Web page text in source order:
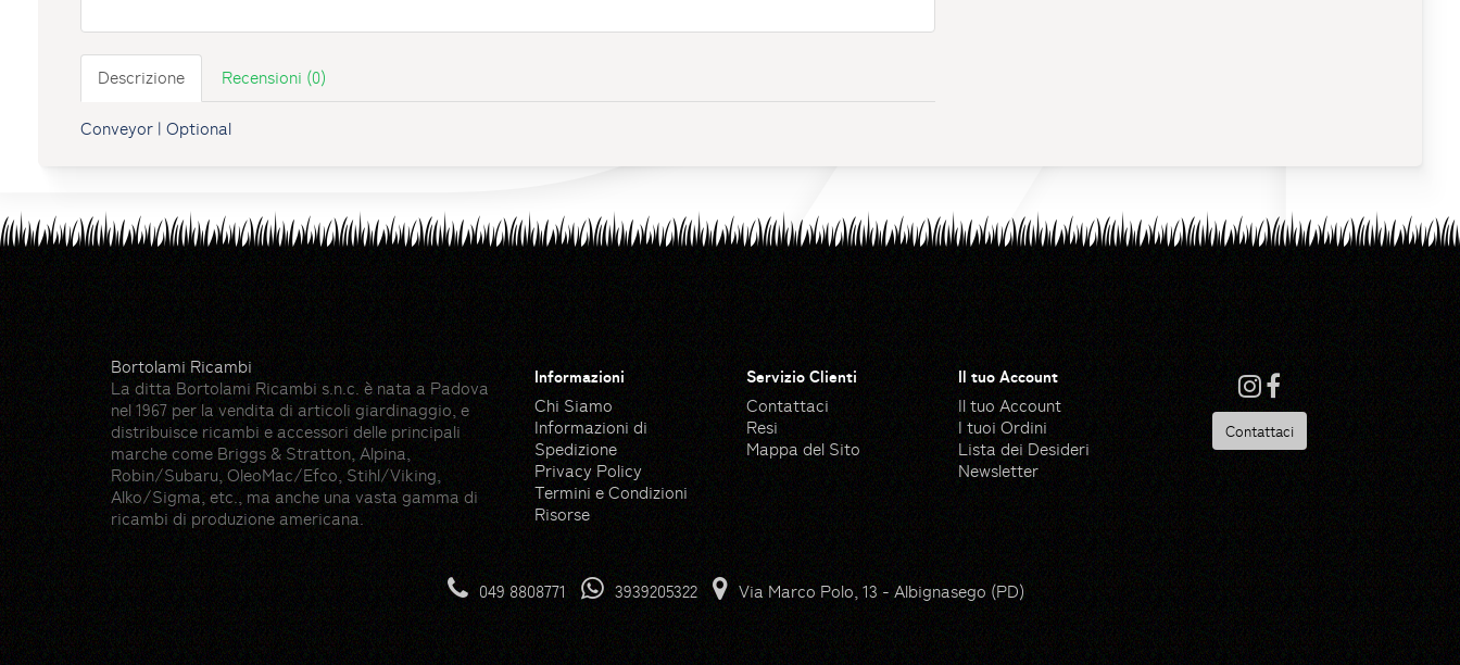
Descrizione Recensioni (0)
Conveyor | Optional
Bortolami Ricambi
La ditta Bortolami Ricambi s.n.c. è nata a Padova
nel 1967 per la vendita di articoli giardinaggio, e
distribuisce ricambi e accessori delle principali
marche come Briggs & Stratton, Alpina,
Robin/Subaru, OleoMac/Efco, Stihl/Viking,
Alko/Sigma, etc., ma anche una vasta gamma di
ricambi di produzione americana.
Informazioni
Chi Siamo
Informazioni di
Spedizione
Privacy Policy
Termini e Condizioni
Risorse
Servizio Clienti
Contattaci
Resi
Mappa del Sito
Il tuo Account
Il tuo Account
I tuoi Ordini
Lista dei Desideri
Newsletter
Contattaci
Hedge icons created by photo3idea_studio - Flaticon
Pump icons created by Good Ware - Flaticon
049 8808771 3939205322 Via Marco Polo, 13 - Albignasego (PD)